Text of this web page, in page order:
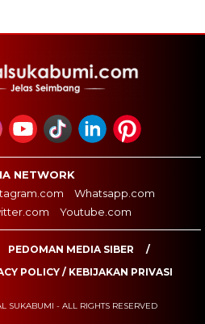
NETWORK
Whatsapp.com
Youtube.com
PEDOMAN MEDIA SIBER
POLICY / KEBIJAKAN PRIVASI
SUKABUMI - ALL RIGHTS RESERVED